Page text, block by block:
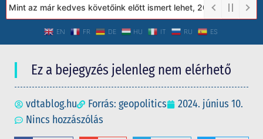
az már kedves követőink előtt ismert lehet, 2023-tól a Védett
EN FR DE HU IT RU ES
Ez a bejegyzés jelenleg nem elérhető
vdtablog.hu Forrás: geopolitics
2024. június 10.
Nincs hozzászólás